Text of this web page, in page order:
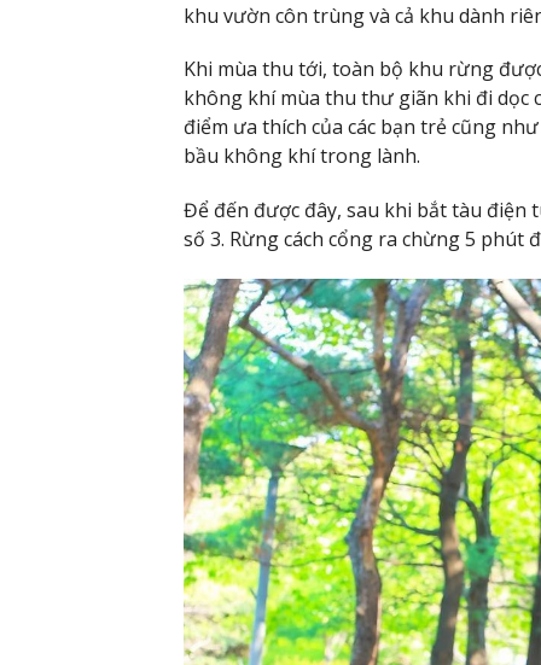
khu vườn côn trùng và cả khu dành
Khi mùa thu tới, toàn bộ khu rừng
không khí mùa thu thư giãn khi đi dọc
điểm ưa thích của các bạn trẻ cũng
bầu không khí trong lành.
Để đến được đây, sau khi bắt tàu điện
số 3. Rừng cách cổng ra chừng 5 phút